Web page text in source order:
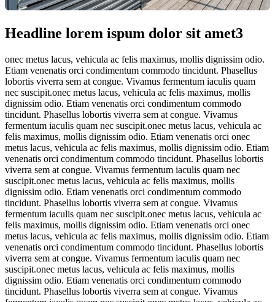
Headline lorem ispum dolor sit amet3
onec metus lacus, vehicula ac felis maximus, mollis dignissim odio.
Etiam venenatis orci condimentum commodo tincidunt. Phasellus
lobortis viverra sem at congue. Vivamus fermentum iaculis quam
nec suscipit.onec metus lacus, vehicula ac felis maximus, mollis
dignissim odio. Etiam venenatis orci condimentum commodo
tincidunt. Phasellus lobortis viverra sem at congue. Vivamus
fermentum iaculis quam nec suscipit.onec metus lacus, vehicula ac
felis maximus, mollis dignissim odio. Etiam venenatis orci onec
metus lacus, vehicula ac felis maximus, mollis dignissim odio. Etiam
venenatis orci condimentum commodo tincidunt. Phasellus lobortis
viverra sem at congue. Vivamus fermentum iaculis quam nec
suscipit.onec metus lacus, vehicula ac felis maximus, mollis
dignissim odio. Etiam venenatis orci condimentum commodo
tincidunt. Phasellus lobortis viverra sem at congue. Vivamus
fermentum iaculis quam nec suscipit.onec metus lacus, vehicula ac
felis maximus, mollis dignissim odio. Etiam venenatis orci onec
metus lacus, vehicula ac felis maximus, mollis dignissim odio. Etiam
venenatis orci condimentum commodo tincidunt. Phasellus lobortis
viverra sem at congue. Vivamus fermentum iaculis quam nec
suscipit.onec metus lacus, vehicula ac felis maximus, mollis
dignissim odio. Etiam venenatis orci condimentum commodo
tincidunt. Phasellus lobortis viverra sem at congue. Vivamus